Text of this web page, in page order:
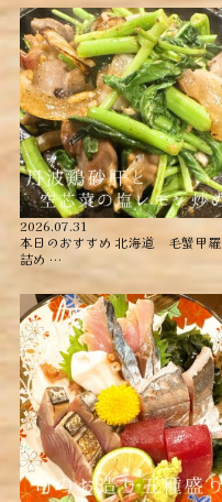
2026.07.31
本日のおすすめ ︎北海道 毛蟹甲羅
詰め ︎…